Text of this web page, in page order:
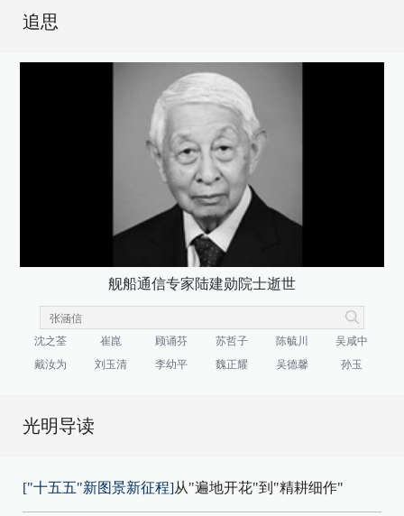
追思
舰船通信专家陆建勋院士逝世
沈之荃 崔崑 顾诵芬 苏哲子 陈毓川
吴咸中
戴汝为
刘玉清 李幼平 魏正耀 吴德馨 孙玉
光明导读
["十五五"新图景新征程]从"遍地开花"到"精耕细作"